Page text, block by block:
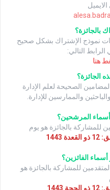
بالجائزة؟
نموذج الإشتراك بشكل صحيح
التالي:
هنا
الجائزة؟
الصحيحة لعلم الإدارة
والممارسين للإدارة.
المرشحين؟
للمشاركة بالجائزة هو يوم
الفائزين؟
للمشاركة بالجائزة هو